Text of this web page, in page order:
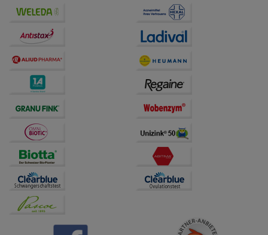
Statistik & Tracking:
Hierüber lassen sich
Informationen über die Art und Weise der Nutzung
unserer Website sammeln, mit deren Hilfe wir unsere
auf unserer Website aber auch die Werbung auf
Drittseiten möglichst relevant für Sie zu gestalten.
Bitte beachten Sie, dass Daten hierfür teilweise an
Dritte wie z.B. Google oder soziale Medien